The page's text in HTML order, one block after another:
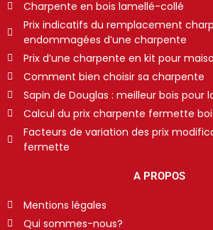
Charpente en bois lamellé-collé
Prix indicatifs du remplacement
endommagées d’une charpente
Prix d’une charpente en kit pour
Comment bien choisir sa charpente
Sapin de Douglas : meilleur bois pour
Calcul du prix charpente fermette
Facteurs de variation des prix
fermette
A PROPOS
Mentions légales
Qui sommes-nous?